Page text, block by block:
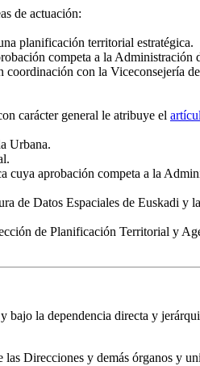
de actuación:
planificación territorial estratégica.
competa a la Administración
coordinación con la Viceconsejería
carácter general le atribuye el
Urbana.
aprobación competa a la
de Datos Espaciales de Euskadi
de Planificación Territorial y
la dependencia directa y
Direcciones y demás órganos y